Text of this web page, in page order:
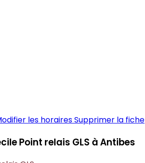
les horairesSupprimer la fiche
Point relais GLS à Antibes